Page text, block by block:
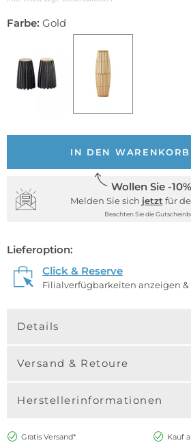
Farbe: Gold
IN DEN WARENKORB
Wollen Sie -
Melden Sie sich jetzt für
Beachten Sie die
Lieferoption:
Click & Reserve
Filialverfügbarkeiten anzeigen &
Details
Versand & Retoure
Herstellerinformationen
Gratis Versand*
Kauf